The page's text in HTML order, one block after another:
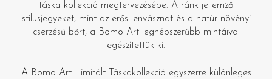
táska kollekció megtervezésébe. A ránk jellemző
stílusjegyeket, mint az erős lenvásznat és a natúr növényi
cserzésű bőrt, a Bomo Art legnépszerűbb mintáival
egészítettük ki.
A Bomo Art Limitált Táskakollekció egyszerre különleges